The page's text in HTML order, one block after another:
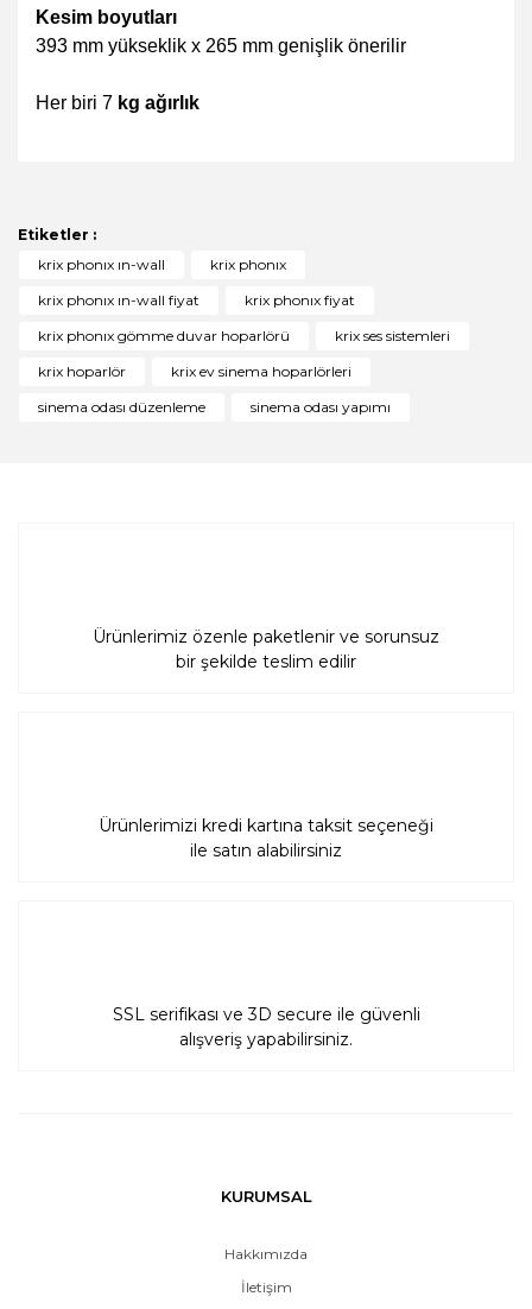
Kesim boyutları
393 mm yükseklik x 265 mm genişlik önerilir
Her biri 7 kg ağırlık
Yorum Yaz
Ürün bilgilerinde hatalar bulunuyor.
Ürün fiyatı diğer sitelerden daha pahalı.
Bu ürüne benzer farklı alternatifler olmalı.
Etiketler :
krix phonıx ın-wall
krix phonıx
krix phonıx ın-wall fiyat
krix phonıx fiyat
krix phonıx gömme duvar hoparlörü
krix ses sistemleri
krix hoparlör
krix ev sinema hoparlörleri
sinema odası düzenleme
sinema odası yapımı
Ürünlerimiz özenle paketlenir ve sorunsuz
bir şekilde teslim edilir
Ürünlerimizi kredi kartına taksit seçeneği
ile satın alabilirsiniz
SSL serifikası ve 3D secure ile güvenli
alışveriş yapabilirsiniz.
KURUMSAL
Hakkımızda
İletişim